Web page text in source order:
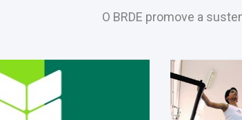
O BRDE promove a